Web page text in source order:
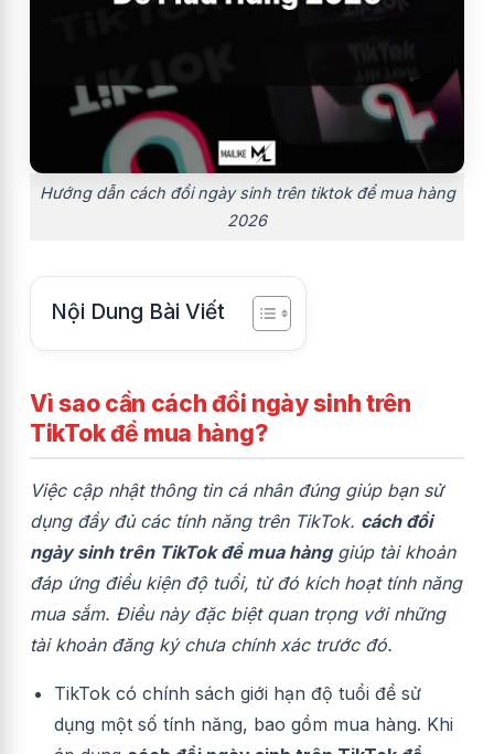
Hướng dẫn cách đổi ngày sinh trên tiktok để mua hàng
2026
Nội Dung Bài Viết
Vì sao cần cách đổi ngày sinh trên
TikTok để mua hàng?
Việc cập nhật thông tin cá nhân đúng giúp bạn sử
dụng đầy đủ các tính năng trên TikTok. cách đổi
ngày sinh trên TikTok để mua hànggiúp tài khoản
đáp ứng điều kiện độ tuổi, từ đó kích hoạt tính năng
mua sắm. Điều này đặc biệt quan trọng với những
tài khoản đăng ký chưa chính xác trước đó.
TikTok có chính sách giới hạn độ tuổi để sử
dụng một số tính năng, bao gồm mua hàng. Khi